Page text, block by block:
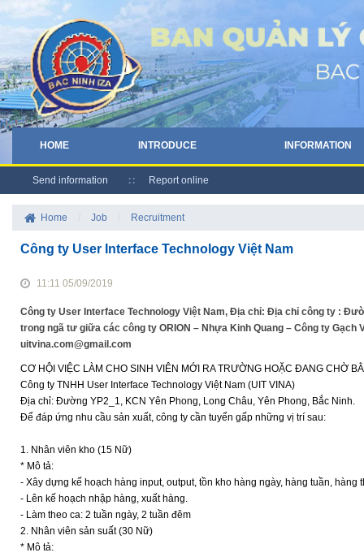
HOME INTRODUCE INFORMATION
Send information Report online
Home Job Recruitment
Công ty User Interface Technology Việt Nam
11:11 05/09/2019
Công ty User Interface Technology Việt Nam, Địa chỉ: Địa chỉ công ty :
trong ngã tư giữa các công ty ORION – Nhựa Kinh Quang – Công ty Gạch
uitvina.com@gmail.com
CƠ HỘI VIỆC LÀM CHO SINH VIÊN MỚI RA TRƯỜNG HOẶC ĐANG CHỜ
Công ty TNHH User Interface Technology Việt Nam (UIT VINA)
Địa chỉ: Đường YP2_1, KCN Yên Phong, Long Châu, Yên Phong, Bắc Ninh.
Để đáp ứng nhu cầu sản xuất, công ty cần tuyển gấp những vị trí sau:
1. Nhân viên kho (15 Nữ)
* Mô tả:
- Xây dựng kế hoạch hàng input, output, tồn kho hàng ngày, hàng tuần, hàng
- Lên kế hoạch nhập hàng, xuất hàng.
- Làm theo ca: 2 tuần ngày, 2 tuần đêm
2. Nhân viên sản suất (30 Nữ)
* Mô tả: